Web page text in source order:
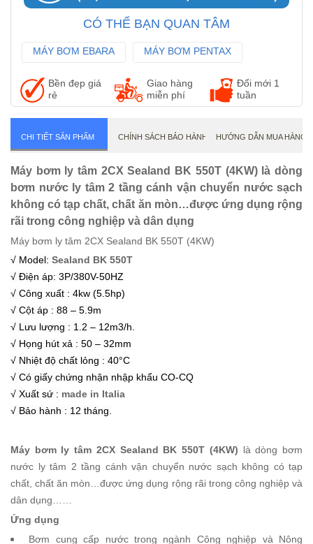
CÓ THỂ BẠN QUAN TÂM
MÁY BƠM EBARA
MÁY BƠM PENTAX
Bền đẹp giá
rẻ
Giao hàng
miễn phí
Đổi mới 1
tuần
CHI TIẾT SẢN PHẨM CHÍNH SÁCH BẢO HÀNH HƯỚNG DẪN MUA HÀNG
Máy bơm ly tâm 2CX Sealand BK 550T (4KW) là dòng
bơm nước ly tâm 2 tầng cánh vận chuyển nước sạch
không có tạp chất, chất ăn mòn…được ứng dụng rộng
rãi trong công nghiệp và dân dụng
Máy bơm ly tâm 2CX Sealand BK 550T (4KW)
√ Model: Sealand BK 550T
√ Điện áp: 3P/380V-50HZ
√ Công xuất : 4kw (5.5hp)
√ Cột áp : 88 – 5.9m
√ Lưu lượng : 1.2 – 12m3/h.
√ Họng hút xả : 50 – 32mm
√ Nhiệt độ chất lỏng : 40°C
√ Có giấy chứng nhận nhập khẩu CO-CQ
√ Xuất sứ : made in Italia
√ Bảo hành : 12 tháng.
Máy bơm ly tâm 2CX Sealand BK 550T (4KW) là dòng bơm
nước ly tâm 2 tầng cánh vận chuyển nước sạch không có tạp
chất, chất ăn mòn…được ứng dụng rộng rãi trong công nghiệp và
dân dụng……
Ứng dụng
Bơm cung cấp nước trong ngành Công nghiệp và Nông